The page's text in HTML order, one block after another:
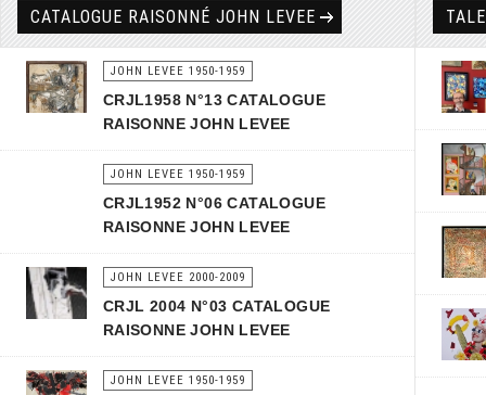
CATALOGUE RAISONNÉ JOHN LEVEE
JOHN LEVEE 1950-1959
CRJL1958 N°13 CATALOGUE
RAISONNE JOHN LEVEE
JOHN LEVEE 1950-1959
CRJL1952 N°06 CATALOGUE
RAISONNE JOHN LEVEE
JOHN LEVEE 2000-2009
CRJL 2004 N°03 CATALOGUE
RAISONNE JOHN LEVEE
JOHN LEVEE 1950-1959